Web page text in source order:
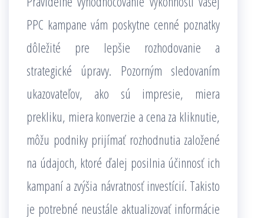
PPC kampane vám poskytne cenné poznatky
dôležité pre lepšie rozhodovanie a
strategické úpravy. Pozorným sledovaním
ukazovateľov, ako sú impresie, miera
prekliku, miera konverzie a cena za kliknutie,
môžu podniky prijímať rozhodnutia založené
na údajoch, ktoré ďalej posilnia účinnosť ich
kampaní a zvýšia návratnosť investícií. Takisto
je potrebné neustále aktualizovať informácie